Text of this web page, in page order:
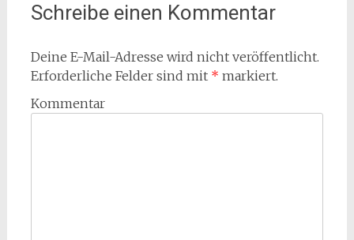
Schreibe einen Kommentar
Deine E-Mail-Adresse wird nicht veröffentlicht.
Erforderliche Felder sind mit * markiert.
Kommentar